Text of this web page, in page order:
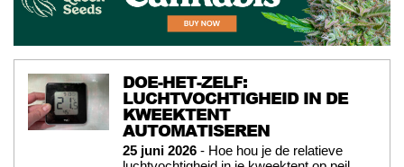
DOE-HET-ZELF:
LUCHTVOCHTIGHEID IN DE
KWEEKTENT
AUTOMATISEREN
25 juni 2026 - Hoe hou je de relatieve